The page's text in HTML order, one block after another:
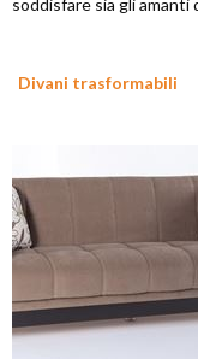
soddisfare sia gli amanti
Divani trasformabili